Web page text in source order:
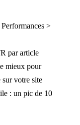
>
par article
mieux pour
votre site
: un pic de 10